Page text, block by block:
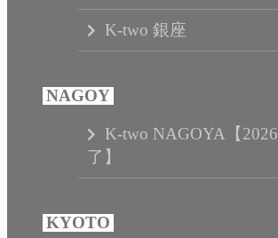
K-two 銀座
K-two NAGOYA【
了】